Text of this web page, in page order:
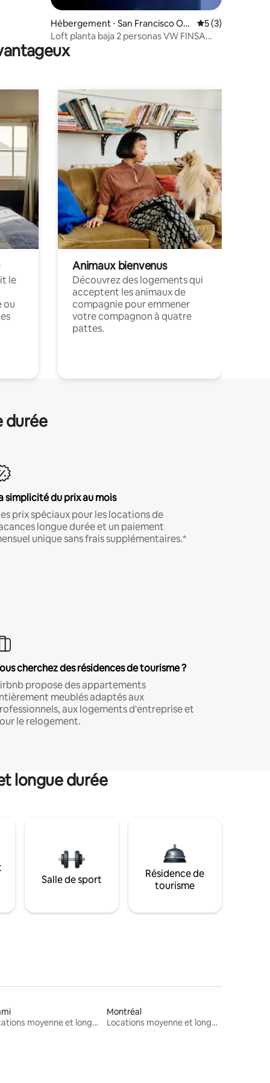
Hébergement ⋅ San Francisco Oc
otlán
Évaluation
5 (3)
Loft planta baja 2 personas VW FINSA
Valquirico
le
ou
Animaux bienvenus
Découvrez des logements qui
acceptent les animaux de
compagnie pour emmener
votre compagnon à quatre
pattes.
durée
simplicité du prix au mois
prix spéciaux pour les locations de
longue durée et un paiement
unique sans frais supplémentaires.*
cherchez des résidences de tourisme ?
propose des appartements
meublés adaptés aux
aux logements d'entreprise et
le relogement.
longue durée
Salle de sport
Résidence de
tourisme
Locations moyenne et longue durée
Montréal
Locations moyenne et longue durée